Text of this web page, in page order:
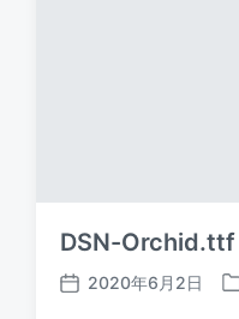
DSN-Orchid.ttf
发
2020年6月2日
发